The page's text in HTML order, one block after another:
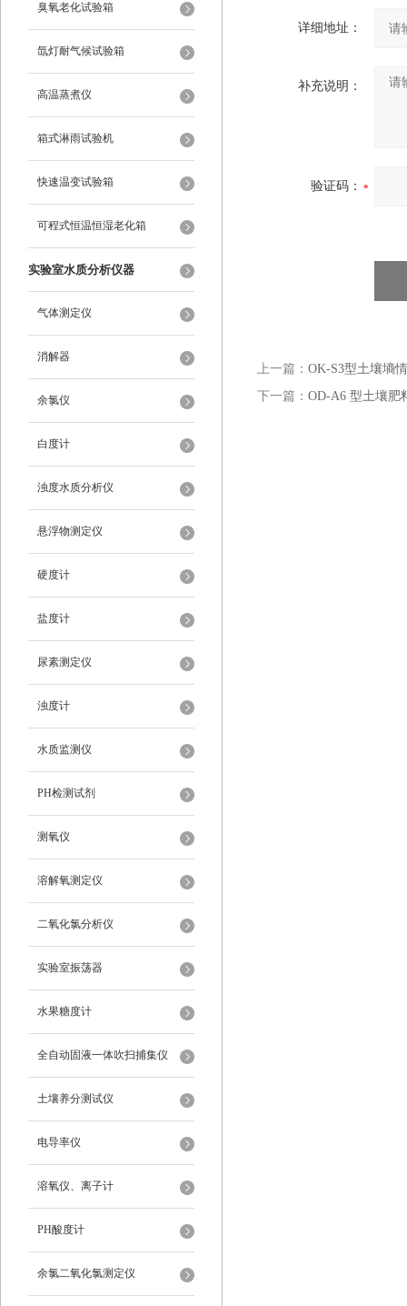
臭氧老化试验箱
氙灯耐气候试验箱
高温蒸煮仪
箱式淋雨试验机
快速温变试验箱
可程式恒温恒湿老化箱
实验室水质分析仪器
气体测定仪
消解器
余氯仪
白度计
浊度水质分析仪
悬浮物测定仪
硬度计
盐度计
尿素测定仪
浊度计
水质监测仪
PH检测试剂
测氧仪
溶解氧测定仪
二氧化氯分析仪
实验室振荡器
水果糖度计
全自动固液一体吹扫捕集仪
土壤养分测试仪
电导率仪
溶氧仪、离子计
PH酸度计
余氯二氧化氯测定仪
详细地址：
补充说明：
验证码：
上一篇： OK-S3型土壤墒
下一篇： OD-A6 型土壤肥